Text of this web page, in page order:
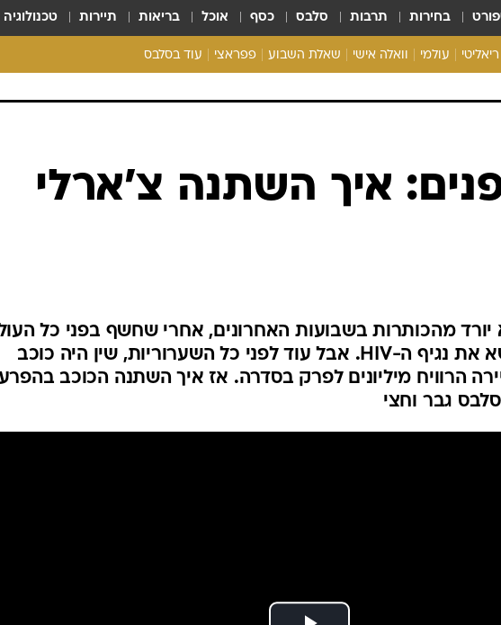
בחירות תרבות סלבס כסף אוכל בריאות תיירות טכנולוגיה
ריאליטי עולמי וואלה אישי שאלת השבוע פפראצי עוד בסלבס
איך השתנה צ'ארלי
מהכותרות בשבועות האחרונים, אחרי שחשף בפני כל
כי הוא השחקן הנושא את נגיף ה-HIV. אבל עוד לפני כל השערוריות, שין היה כוכב
הרוויח מיליונים לפרק בסדרה. אז איך השתנה הכוכב
גבר וחצי